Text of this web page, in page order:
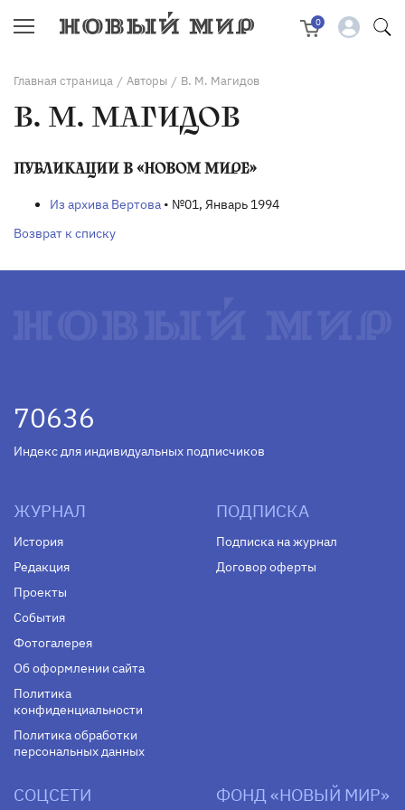
0
Главная страница / Авторы / В. М. Магидов
В. М. МАГИДОВ
ПУБЛИКАЦИИ В «НОВОМ МИРЕ»
Из архива Вертова • №01, Январь 1994
Возврат к списку
70636
Индекс для индивидуальных подписчиков
ЖУРНАЛ
История
Редакция
Проекты
События
Фотогалерея
Об оформлении сайта
Политика
конфиденциальности
Политика обработки
персональных данных
ПОДПИСКА
Подписка на журнал
Договор оферты
СОЦСЕТИ ФОНД «НОВЫЙ МИР»